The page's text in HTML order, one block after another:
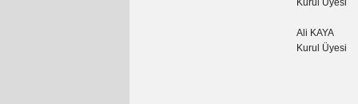
Kurul Üyesi
Ali KAYA
Kurul Üyesi